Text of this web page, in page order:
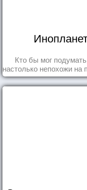
Кто бы мог
настолько непохожи
что